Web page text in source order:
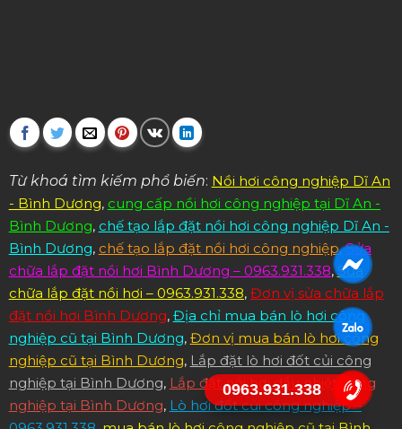
Từ khoá tìm kiếm phổ biến: Nồi hơi công nghiệp Dĩ An
- Bình Dương, cung cấp nồi hơi công nghiệp tại Dĩ An -
Bình Dương, chế tạo lắp đặt nồi hơi công nghiệp Dĩ An -
Bình Dương, chế tạo lắp đặt nồi hơi công nghiệp,Sửa
chữa lắp đặt nồi hơi Bình Dương – 0963.931.338,Sửa
chữa lắp đặt nồi hơi – 0963.931.338, Đơn vị sửa chữa lắp
đặt nồi hơi Bình Dương, Địa chỉ mua bán lò hơi công
nghiệp cũ tại Bình Dương, Đơn vị mua bán lò hơi công
nghiệp cũ tại Bình Dương, Lắp đặt lò hơi đốt củi công
nghiệp tại Bình Dương, Lắp đặt nồi hơi dầu nhiệt công
nghiệp tại Bình Dương, Lò hơi đốt củi công nghiệp –
0963.931.338